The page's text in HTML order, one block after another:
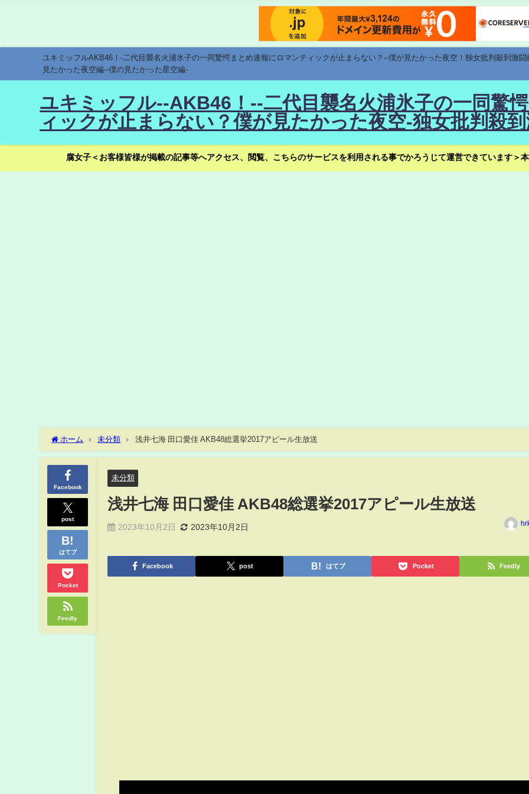
ユキミッフルAKB46！-二代目襲名火浦氷子の一同驚愕まとめ速報にロマンティックが止まらない？--僕が見たかった夜空！独女批判殺到激
見たかった夜空編--僕の見たかった星空編-
ユキミッフル--AKB46！--二代目襲名火浦氷子の一同驚
ィックが止まらない？僕が見たかった夜空-独女批判殺
腐女子＜お客様皆様が掲載の記事等へアクセス、閲覧、こちらのサービスを利用される事でかろうじて運営できています＞
ホーム 未分類 浅井七海 田口愛佳 AKB48総選挙2017アピール生放送
Facebook
post
はてブ
Pocket
Feedly
未分類
浅井七海 田口愛佳 AKB48総選挙2017アピール生放送
2023年10月2日 2023年10月2日
Facebook post はてブ Pocket Feedly